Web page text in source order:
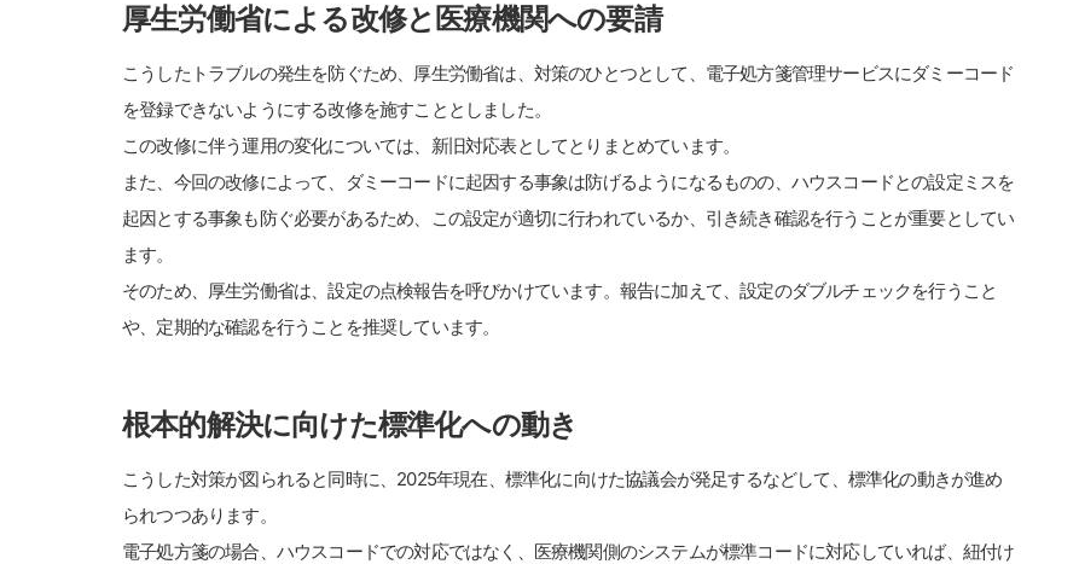
厚生労働省による改修と医療機関への要請
こうしたトラブルの発生を防ぐため、厚生労働省は、対策のひとつとして、電子処方箋管理サービスにダミーコード
を登録できないようにする改修を施すこととしました。
この改修に伴う運用の変化については、新旧対応表としてとりまとめています。
また、今回の改修によって、ダミーコードに起因する事象は防げるようになるものの、ハウスコードとの設定ミスを
起因とする事象も防ぐ必要があるため、この設定が適切に行われているか、引き続き確認を行うことが重要としてい
ます。
そのため、厚生労働省は、設定の点検報告を呼びかけています。報告に加えて、設定のダブルチェックを行うこと
や、定期的な確認を行うことを推奨しています。
根本的解決に向けた標準化への動き
こうした対策が図られると同時に、2025年現在、標準化に向けた協議会が発足するなどして、標準化の動きが進め
られつつあります。
電子処方箋の場合、ハウスコードでの対応ではなく、医療機関側のシステムが標準コードに対応していれば、紐付け